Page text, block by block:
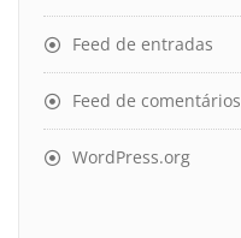
Feed de entradas
Feed de comentários
WordPress.org